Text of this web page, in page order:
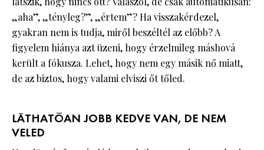
„aha”, „tényleg?”, „értem”? Ha visszakérdezel,
gyakran nem is tudja, miről beszéltél az előbb? A
figyelem hiánya azt üzeni, hogy érzelmileg máshová
került a fókusza. Lehet, hogy nem egy másik nő miatt,
de az biztos, hogy valami elviszi őt tőled.
LÁTHATÓAN JOBB KEDVE VAN, DE NEM
VELED